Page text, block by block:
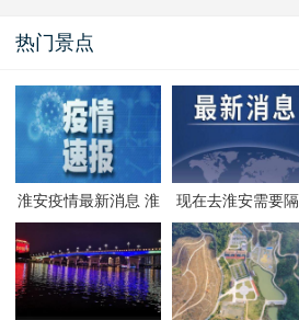
热门景点
淮安疫情最新消息 淮
安疫情防控政策
现在去淮安需要
吗 淮安最新隔离